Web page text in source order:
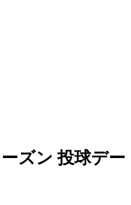
ズン 投球デー